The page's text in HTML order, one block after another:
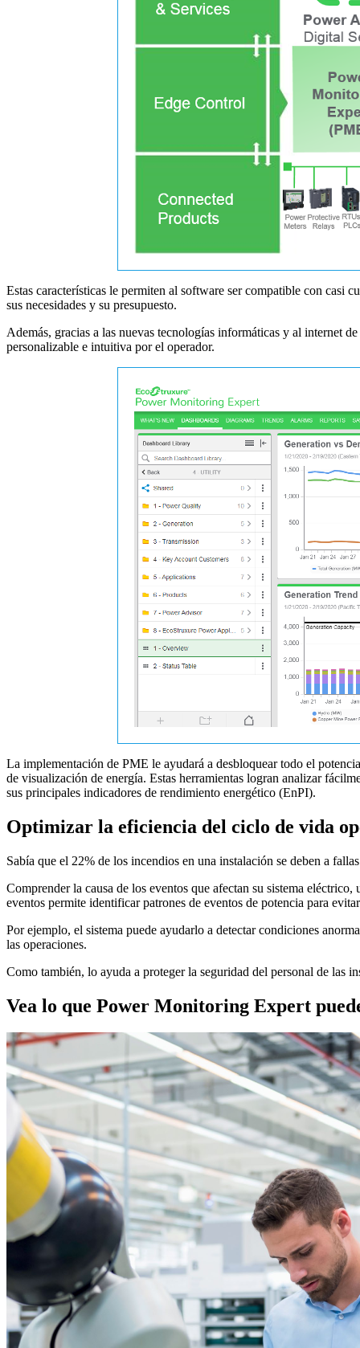
Estas características le permiten al software ser compatible con casi
sus necesidades y su presupuesto.
Además, gracias a las nuevas tecnologías informáticas y al internet
personalizable e intuitiva por el operador.
La implementación de PME le ayudará a desbloquear todo el
de visualización de energía. Estas herramientas logran analizar
sus principales indicadores de rendimiento energético (EnPI).
Optimizar la eficiencia del ciclo de vida
Sabía que el 22% de los incendios en una instalación se deben a
Comprender la causa de los eventos que afectan su sistema
eventos permite identificar patrones de eventos de potencia para
Por ejemplo, el sistema puede ayudarlo a detectar condiciones
las operaciones.
Como también, lo ayuda a proteger la seguridad del personal de las
Vea lo que Power Monitoring Expert